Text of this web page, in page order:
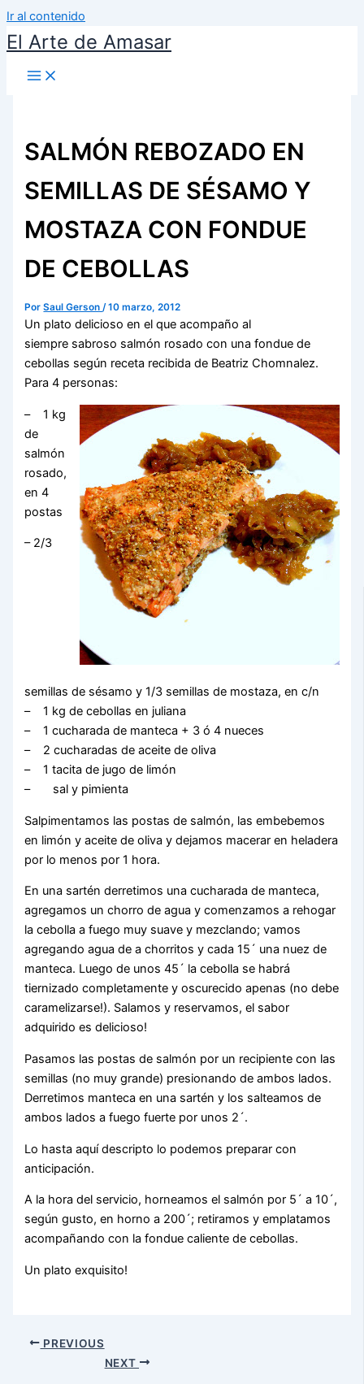
Ir al contenido
El Arte de Amasar
SALMÓN REBOZADO EN
SEMILLAS DE SÉSAMO Y
MOSTAZA CON FONDUE
DE CEBOLLAS
PorSaul Gerson/10 marzo, 2012
Un plato delicioso en el que acompaño al
siempre sabroso salmón rosado con una fondue de
cebollas según receta recibida de Beatriz Chomnalez.
Para 4 personas:
– 1 kg
de
salmón
rosado,
en 4
postas
– 2/3
semillas de sésamo y 1/3 semillas de mostaza, en c/n
– 1 kg de cebollas en juliana
– 1 cucharada de manteca + 3 ó 4 nueces
– 2 cucharadas de aceite de oliva
– 1 tacita de jugo de limón
– sal y pimienta
Salpimentamos las postas de salmón, las embebemos
en limón y aceite de oliva y dejamos macerar en heladera
por lo menos por 1 hora.
En una sartén derretimos una cucharada de manteca,
agregamos un chorro de agua y comenzamos a rehogar
la cebolla a fuego muy suave y mezclando; vamos
agregando agua de a chorritos y cada 15´ una nuez de
manteca. Luego de unos 45´ la cebolla se habrá
tiernizado completamente y oscurecido apenas (no debe
caramelizarse!). Salamos y reservamos, el sabor
adquirido es delicioso!
Pasamos las postas de salmón por un recipiente con las
semillas (no muy grande) presionando de ambos lados.
Derretimos manteca en una sartén y los salteamos de
ambos lados a fuego fuerte por unos 2´.
Lo hasta aquí descripto lo podemos preparar con
anticipación.
A la hora del servicio, horneamos el salmón por 5´ a 10´,
según gusto, en horno a 200´; retiramos y emplatamos
acompañando con la fondue caliente de cebollas.
Un plato exquisito!
PREVIOUS
NEXT